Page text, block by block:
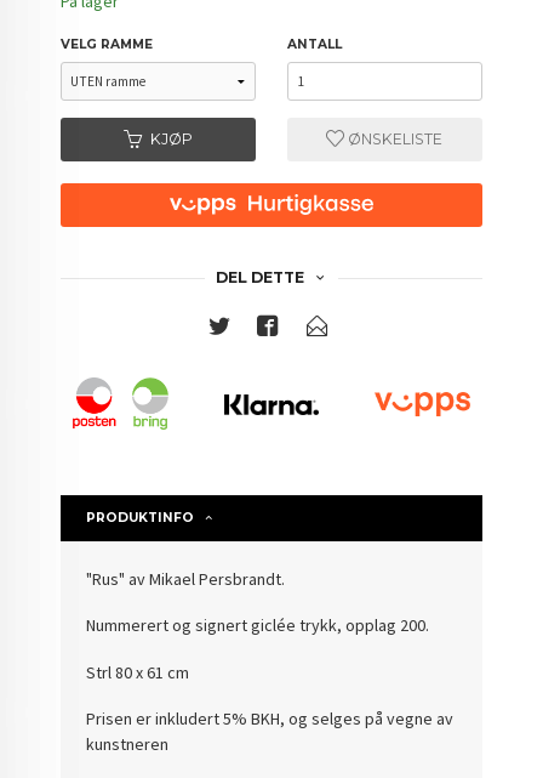
VELG RAMME ANTALL
KJØP ØNSKELISTE
DEL DETTE
PRODUKTINFO
"Rus" av Mikael Persbrandt.
Nummerert og signert giclée trykk, opplag 200.
Strl 80 x 61 cm
Prisen er inkludert 5% BKH, og selges på vegne av
kunstneren